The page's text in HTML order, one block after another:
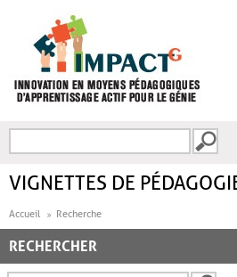
FORMULAIRE DE
VIGNETTES DE
Accueil Recherche
RECHERCHER